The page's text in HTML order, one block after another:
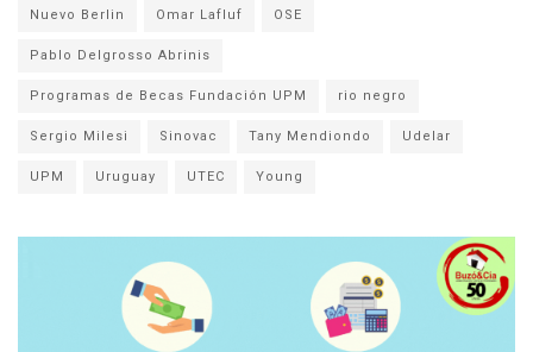
Nuevo Berlin Omar Lafluf OSE
Pablo Delgrosso Abrinis
Programas de Becas Fundación UPM rio negro
Sergio Milesi Sinovac Tany Mendiondo Udelar
UPM Uruguay UTEC Young